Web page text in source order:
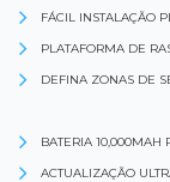
FÁCIL INSTALAÇÃO
PLATAFORMA DE
DEFINA ZONAS DE
BATERIA 10,000MAH
ACTUALIZAÇÃO